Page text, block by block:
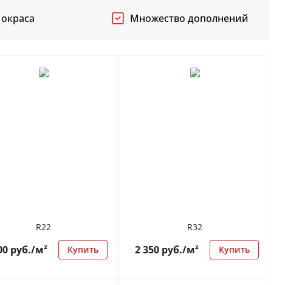
Множество дополнений
R22
руб./м² Купить
R32
2 350 руб./м² Купить